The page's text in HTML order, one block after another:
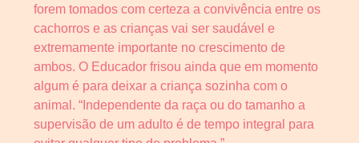
forem tomados com certeza a convivência entre os
cachorros e as crianças vai ser saudável e
extremamente importante no crescimento de
ambos. O Educador frisou ainda que em momento
algum é para deixar a criança sozinha com o
animal. “Independente da raça ou do tamanho a
supervisão de um adulto é de tempo integral para